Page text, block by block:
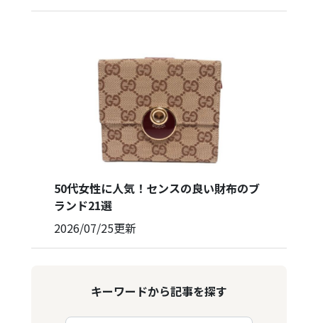
50代女性に人気！センスの良い財布のブ
ランド21選
2026/07/25更新
キーワードから記事を探す